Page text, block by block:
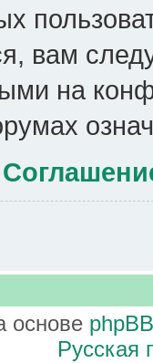
вам
на
основе phpBB
Русская